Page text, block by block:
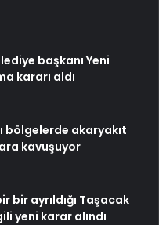
başkanı Yeni
kararı aldı
bölgelerde akaryakıt
kavuşuyor
bir ayrıldığı Taşacak
yeni karar alındı